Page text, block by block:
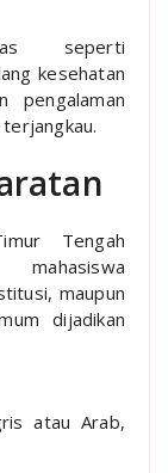
seperti
kesehatan
pengalaman
Tengah
maupun
dijadikan
atau Arab,